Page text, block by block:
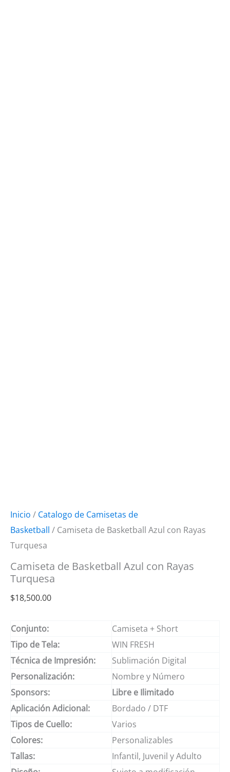
Inicio / Catalogo de Camisetas de
Basketball / Camiseta de Basketball Azul con Rayas
Turquesa
Camiseta de Basketball Azul con Rayas
Turquesa
$18,500.00
Conjunto:
Camiseta + Short
Tipo de Tela:
WIN FRESH
Técnica de Impresión:
Sublimación Digital
Personalización:
Nombre y Número
Sponsors:
Libre e Ilimitado
Aplicación Adicional:
Bordado / DTF
Tipos de Cuello:
Varios
Colores:
Personalizables
Tallas:
Infantil, Juvenil y Adulto